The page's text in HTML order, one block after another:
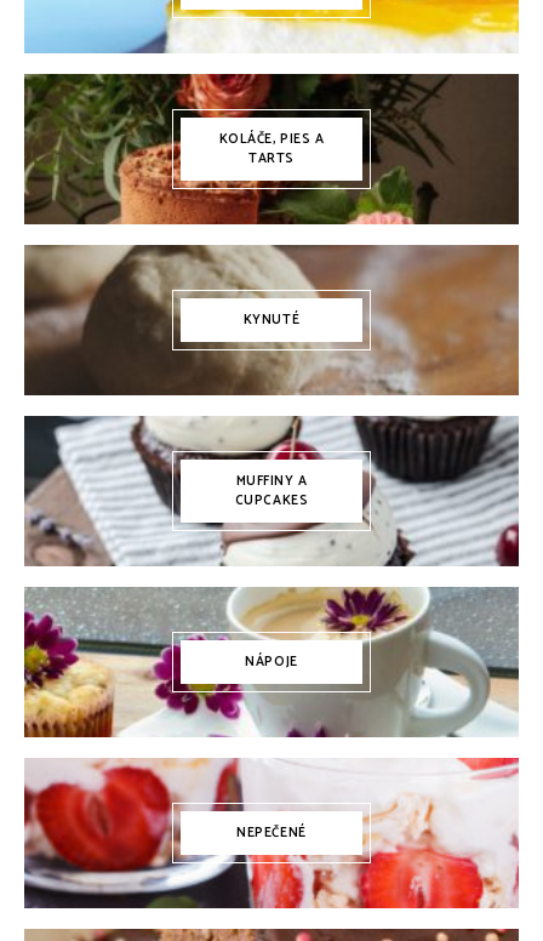
KOLÁČE, PIES A
TARTS
KYNUTÉ
MUFFINY A
CUPCAKES
NÁPOJE
NEPEČENÉ